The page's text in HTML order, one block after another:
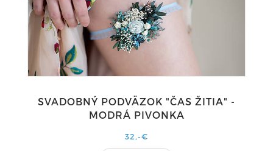
SVADOBNÝ PODVÄZOK "ČAS ŽITIA" -
MODRÁ PIVONKA
32,-€